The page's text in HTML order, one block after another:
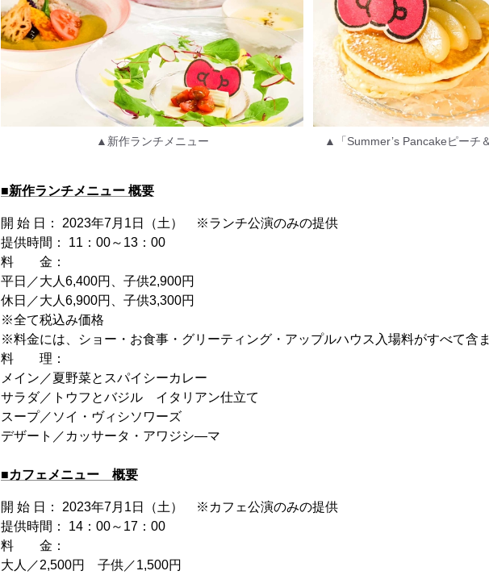
▲新作ランチメニュー ▲「Summer’s Pancakeピーチ
■新作ランチメニュー 概要
開 始 日： 2023年7月1日（土） ※ランチ公演のみの提供
提供時間： 11：00～13：00
料 金：
平日／大人6,400円、子供2,900円
休日／大人6,900円、子供3,300円
※全て税込み価格
※料金には、ショー・お食事・グリーティング・アップルハウス入場料がすべて含
料 理：
メイン／夏野菜とスパイシーカレー
サラダ／トウフとバジル イタリアン仕立て
スープ／ソイ・ヴィシソワーズ
デザート／カッサータ・アワジシ―マ
■カフェメニュー 概要
開 始 日： 2023年7月1日（土） ※カフェ公演のみの提供
提供時間： 14：00～17：00
料 金：
大人／2,500円 子供／1,500円